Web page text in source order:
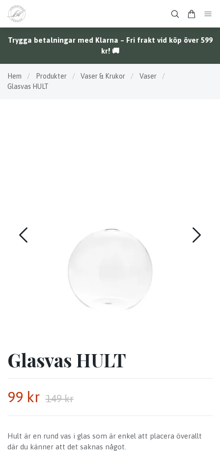
Trygga betalningar med Klarna – Fri frakt vid köp över 599
kr! 🚚
Hem / Produkter / Vaser & Krukor / Vaser
/
Glasvas HULT
Glasvas HULT
99 kr 149 kr
Hult är en rund vas i glas som är enkel att placera överallt
där du känner att det saknas något.